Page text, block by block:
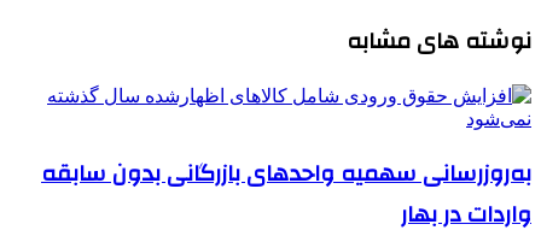
نوشته های مشابه
به‌روزرسانی سهمیه واحدهای بازرگانی بدون سابقه
واردات در بهار